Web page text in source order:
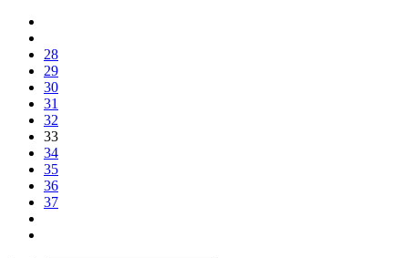
28
29
30
31
32
33
34
35
36
37